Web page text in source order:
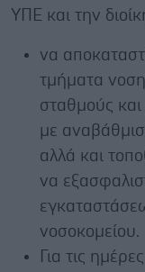
ΥΠΕ και την
να
τμήματα
σταθμούς
με
αλλά και
να
νοσοκομείου.
Για τις